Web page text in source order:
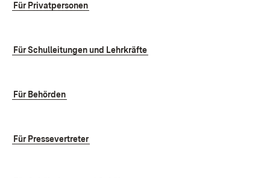
Für Privatpersonen
Für Schulleitungen und Lehrkräfte
Für Behörden
Für Pressevertreter